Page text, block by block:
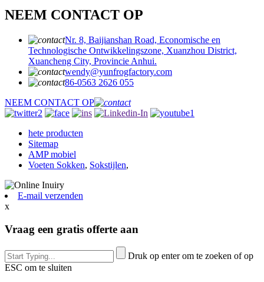
NEEM CONTACT OP
Nr. 8, Baijianshan Road, Economische en
Technologische Ontwikkelingszone, Xuanzhou District,
Xuancheng City, Provincie Anhui.
wendy@yunfrogfactory.com
86-0563 2626 055
NEEM CONTACT OP
hete producten
Sitemap
AMP mobiel
Voeten Sokken, Sokstijlen,
E-mail verzenden
x
Vraag een gratis offerte aan
Druk op enter om te zoeken of op
ESC om te sluiten